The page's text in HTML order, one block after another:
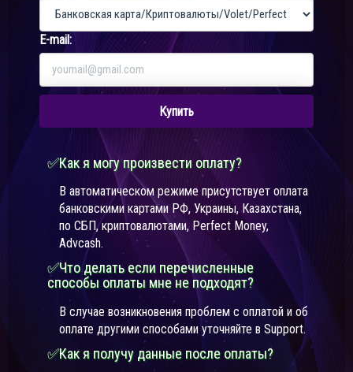
E-mail:
Купить
✅Как я могу произвести оплату?
В автоматическом режиме присутствует оплата
банковскими картами РФ, Украины, Казахстана,
по СБП, криптовалютами, Perfect Money,
Advcash.
✅Что делать если перечисленные
способы оплаты мне не подходят?
В случае возникновения проблем с оплатой и об
оплате другими способами уточняйте в Support.
✅Как я получу данные после оплаты?